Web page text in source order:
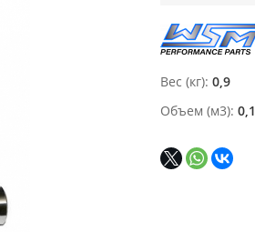
Вес (кг) 0,9
Объем (м3) 0,1